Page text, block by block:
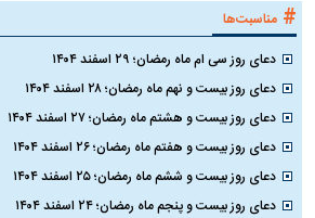
# مناسبت‌ها
دعای روز سی ام ماه رمضان؛ ۲۹ اسفند ۱۴۰۴
دعای روز بیست و نهم ماه رمضان؛ ۲۸ اسفند ۱۴۰۴
دعای روز بیست و هشتم ماه رمضان؛ ۲۷ اسفند ۱۴۰۴
دعای روز بیست و هفتم ماه رمضان؛ ۲۶ اسفند ۱۴۰۴
دعای روز بیست و ششم ماه رمضان؛ ۲۵ اسفند ۱۴۰۴
دعای روز بیست و پنجم ماه رمضان؛ ۲۴ اسفند ۱۴۰۴